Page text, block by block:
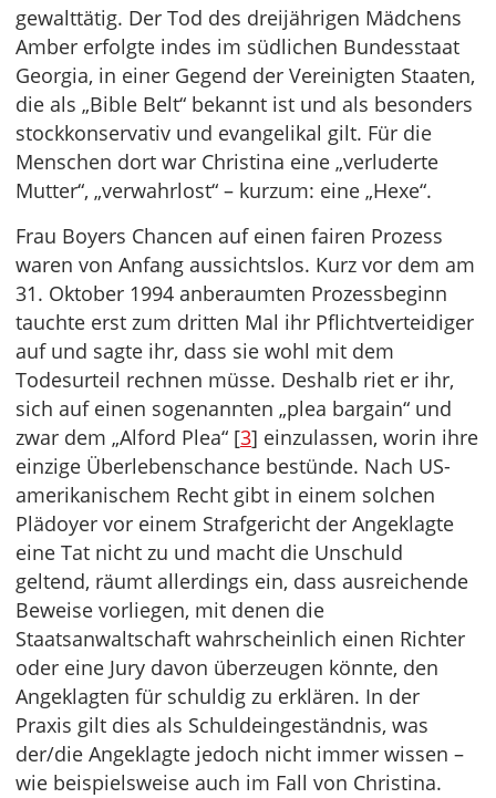
gewalttätig. Der Tod des dreijährigen Mädchens
Amber erfolgte indes im südlichen Bundesstaat
Georgia, in einer Gegend der Vereinigten Staaten,
die als „Bible Belt“ bekannt ist und als besonders
stockkonservativ und evangelikal gilt. Für die
Menschen dort war Christina eine „verluderte
Mutter“, „verwahrlost“ – kurzum: eine „Hexe“.
Frau Boyers Chancen auf einen fairen Prozess
waren von Anfang aussichtslos. Kurz vor dem am
31. Oktober 1994 anberaumten Prozessbeginn
tauchte erst zum dritten Mal ihr Pflichtverteidiger
auf und sagte ihr, dass sie wohl mit dem
Todesurteil rechnen müsse. Deshalb riet er ihr,
sich auf einen sogenannten „plea bargain“ und
zwar dem „Alford Plea“ [3] einzulassen, worin ihre
einzige Überlebenschance bestünde. Nach US-
amerikanischem Recht gibt in einem solchen
Plädoyer vor einem Strafgericht der Angeklagte
eine Tat nicht zu und macht die Unschuld
geltend, räumt allerdings ein, dass ausreichende
Beweise vorliegen, mit denen die
Staatsanwaltschaft wahrscheinlich einen Richter
oder eine Jury davon überzeugen könnte, den
Angeklagten für schuldig zu erklären. In der
Praxis gilt dies als Schuldeingeständnis, was
der/die Angeklagte jedoch nicht immer wissen –
wie beispielsweise auch im Fall von Christina.